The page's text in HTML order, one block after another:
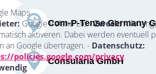
Maps
Google Ireland Ltd -Zweck:Alle
aktiveren. Dabei werden eventuell
an Google übertragen. - Datenschutz:
policies.google.com/privacy
Com-P-Tense Germany
Consularia GmbH